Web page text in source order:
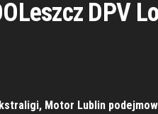
DPV
Motor Lublin